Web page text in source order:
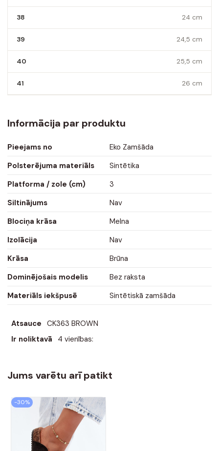
38 24 cm
39 24,5 cm
40 25,5 cm
41 26 cm
Informācija par produktu
Pieejams no
Eko Zamšāda
Polsterējuma materiāls
Sintētika
Platforma / zole (cm)
3
Siltinājums
Nav
Blociņa krāsa
Melna
Izolācija
Nav
Krāsa
Brūna
Dominējošais modelis
Bez raksta
Materiāls iekšpusē
Sintētiskā zamšāda
Atsauce CK363 BROWN
Ir noliktavā
4 vienības:
Jums varētu arī patikt
-30%